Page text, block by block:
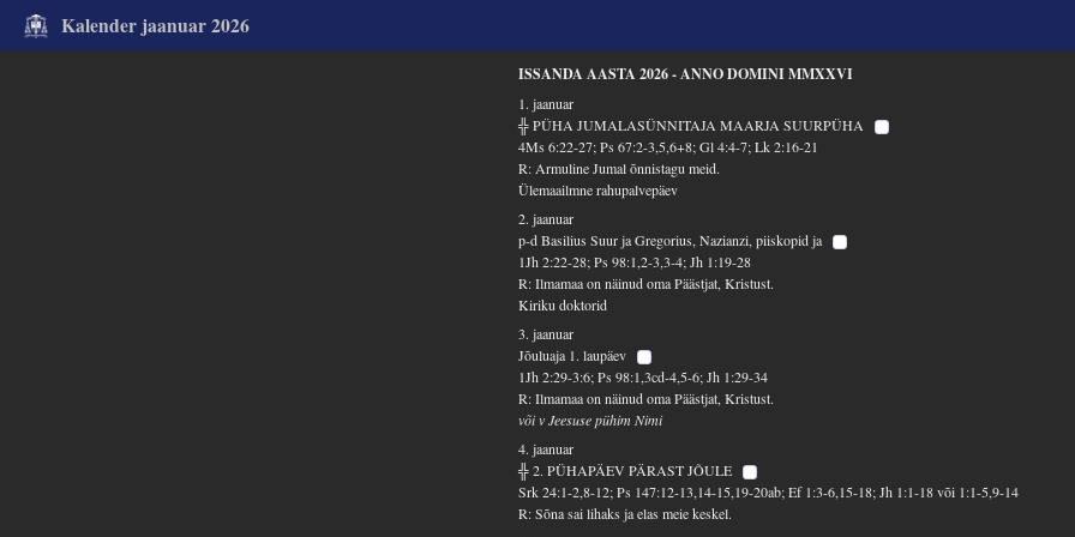
Kalender jaanuar 2026
ISSANDA AASTA 2026 - ANNO DOMINI MMXXVI
1. jaanuar
╬ PÜHA JUMALASÜNNITAJA MAARJA SUURPÜHA
4Ms 6:22-27; Ps 67:2-3,5,6+8; Gl 4:4-7; Lk 2:16-21
R: Armuline Jumal õnnistagu meid.
Ülemaailmne rahupalvepäev
2. jaanuar
p-d Basilius Suur ja Gregorius, Nazianzi, piiskopid ja
1Jh 2:22-28; Ps 98:1,2-3,3-4; Jh 1:19-28
R: Ilmamaa on näinud oma Päästjat, Kristust.
Kiriku doktorid
3. jaanuar
Jõuluaja 1. laupäev
1Jh 2:29-3:6; Ps 98:1,3cd-4,5-6; Jh 1:29-34
R: Ilmamaa on näinud oma Päästjat, Kristust.
või v Jeesuse pühim Nimi
4. jaanuar
╬ 2. PÜHAPÄEV PÄRAST JÕULE
Srk 24:1-2,8-12; Ps 147:12-13,14-15,19-20ab; Ef 1:3-6,15-18; Jh 1:1-18 või 1:1-5,9-14
R: Sõna sai lihaks ja elas meie keskel.